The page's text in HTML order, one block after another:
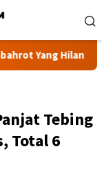
Hilang Secara
Tebing
Total 6